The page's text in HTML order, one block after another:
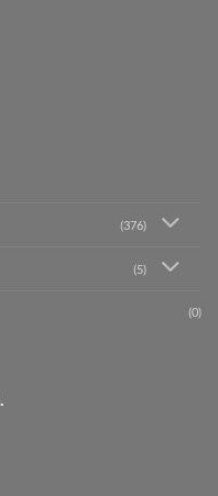
(376)
(5)
(0)